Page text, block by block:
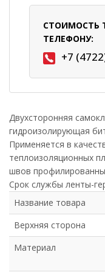
СТОИМОСТЬ
ТЕЛЕФОНУ:
+7
Двухсторонняя
гидроизолирующая
Применяется в
теплоизоляционных
швов
Срок службы ленты-
Название товара
Верхняя сторона
Материал